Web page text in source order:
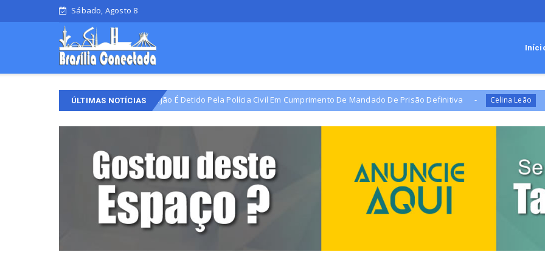
Sábado, Agosto 8
ÚLTIMAS NOTÍCIAS
Comunitário Do Varjão É Detido Pela Polícia Civil Em Cumprimento De Mandado De Prisão Definitiva Celina Leão Campanha de